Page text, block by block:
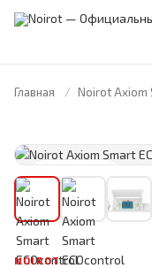
Главная Noirot Axiom
FRANCE · 1946
NOIROT